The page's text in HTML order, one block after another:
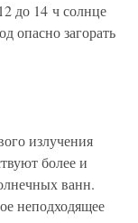
до 14 ч солнце
опасно загорать
излучения
более и
ванн.
неподходящее